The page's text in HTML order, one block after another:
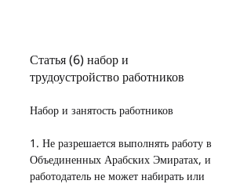
Статья (6) набор и
трудоустройство работников
Набор и занятость работников
1. Не разрешается выполнять работу в
Объединенных Арабских Эмиратах, и
работодатель не может набирать или